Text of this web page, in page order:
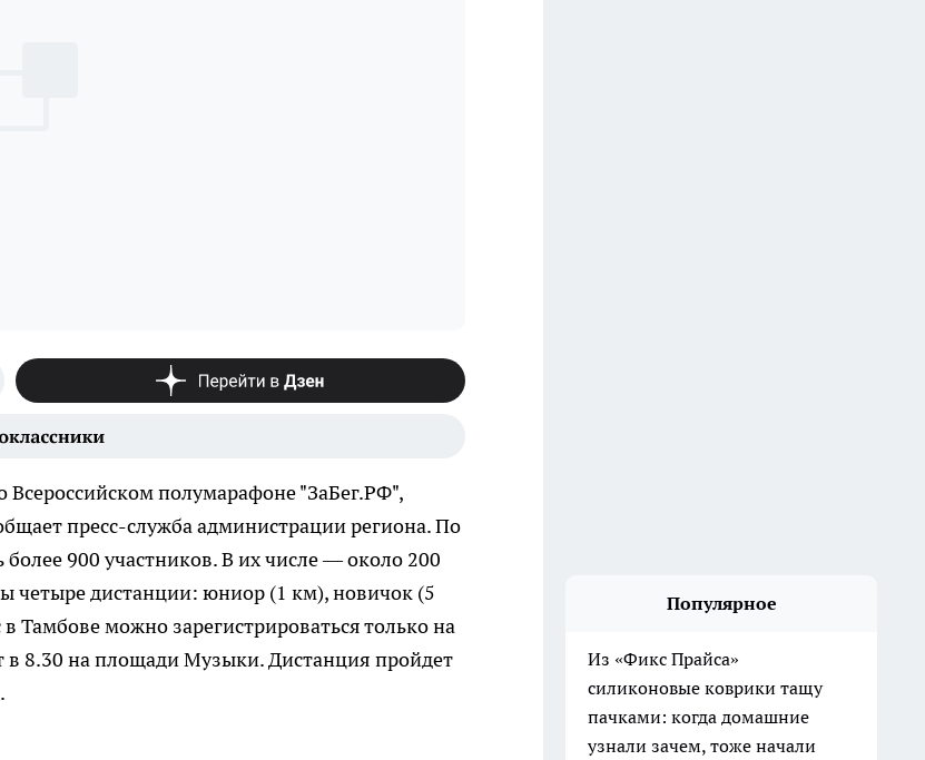
Всероссийском полумарафоне "ЗаБег.РФ",
пресс-служба администрации региона. По
900 участников. В их числе — около 200
четыре дистанции: юниор (1 км), новичок (5
можно зарегистрироваться только на
в 8.30 на площади Музыки. Дистанция пройдет
Популярное
Из «Фикс Прайса»
силиконовые коврики тащу
пачками: когда домашние
узнали зачем, тоже начали